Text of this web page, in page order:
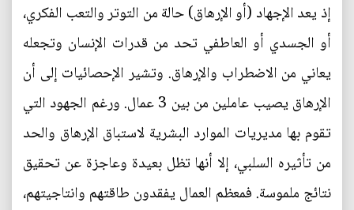
إذ يعد الإجهاد (أو الإرهاق) حالة من التوتر والتعب الفكري،
أو الجسدي أو العاطفي تحد من قدرات الإنسان وتجعله
يعاني من الاضطراب والإرهاق. وتشير الإحصائيات إلى أن
الإرهاق يصيب عاملين من بين 3 عمال. ورغم الجهود التي
تقوم بها مديريات الموارد البشرية لاستباق الإرهاق والحد
من تأثيره السلبي، إلا أنها تظل بعيدة وعاجزة عن تحقيق
نتائج ملموسة. فمعظم العمال يفقدون طاقتهم وانتاجيتهم،